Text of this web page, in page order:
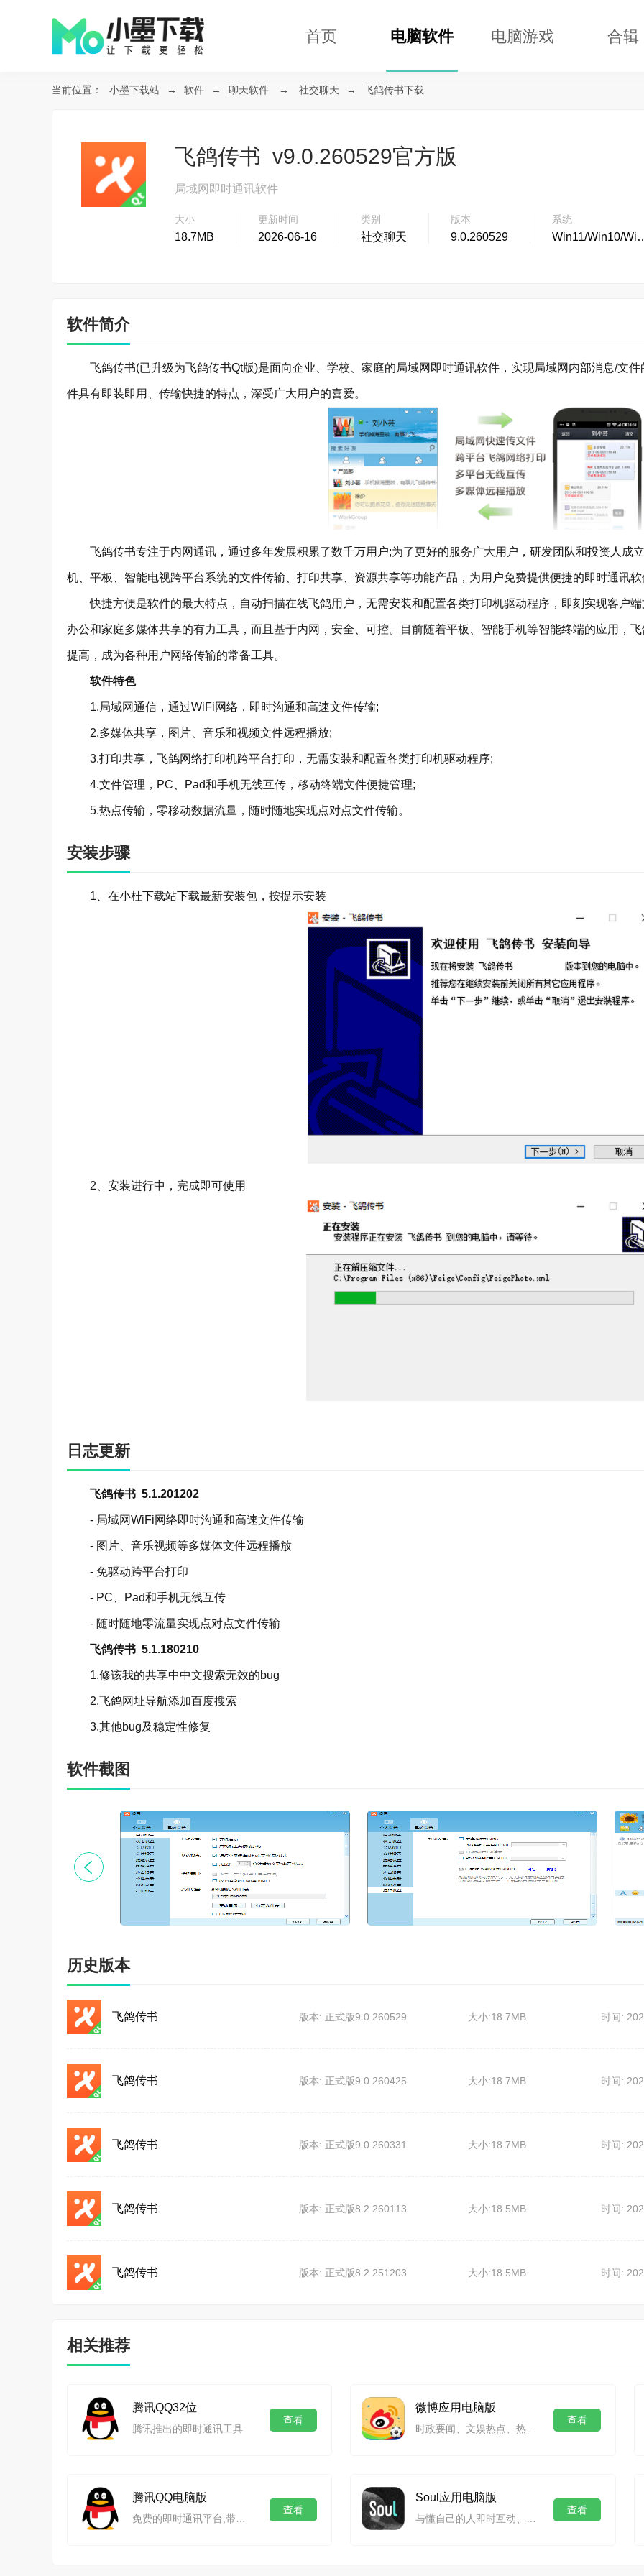
首页 电脑软件 电脑游戏 合辑
当前位置： 小墨下载站 → 软件 → 聊天软件 → 社交聊天 → 飞鸽传书下载
飞鸽传书 v9.0.260529官方版
局域网即时通讯软件
大小
18.7MB
更新时间
2026-06-16
类别
社交聊天
版本
9.0.260529
系统
Win11/
软件简介
飞鸽传书(已升级为飞鸽传书Qt版)是面向企业、学校、家庭的局域网即时通讯软件，实现局域网内部消息/文件
件具有即装即用、传输快捷的特点，深受广大用户的喜爱。
飞鸽传书专注于内网通讯，通过多年发展积累了数千万用户;为了更好的服务广大用户，研发团队和投资人成
机、平板、智能电视跨平台系统的文件传输、打印共享、资源共享等功能产品，为用户免费提供便捷的即时通讯
快捷方便是软件的最大特点，自动扫描在线飞鸽用户，无需安装和配置各类打印机驱动程序，即刻实现客户
办公和家庭多媒体共享的有力工具，而且基于内网，安全、可控。目前随着平板、智能手机等智能终端的应用，
提高，成为各种用户网络传输的常备工具。
软件特色
1.局域网通信，通过WiFi网络，即时沟通和高速文件传输;
2.多媒体共享，图片、音乐和视频文件远程播放;
3.打印共享，飞鸽网络打印机跨平台打印，无需安装和配置各类打印机驱动程序;
4.文件管理，PC、Pad和手机无线互传，移动终端文件便捷管理;
5.热点传输，零移动数据流量，随时随地实现点对点文件传输。
安装步骤
1、在小杜下载站下载最新安装包，按提示安装
2、安装进行中，完成即可使用
日志更新
飞鸽传书 5.1.201202
- 局域网WiFi网络即时沟通和高速文件传输
- 图片、音乐视频等多媒体文件远程播放
- 免驱动跨平台打印
- PC、Pad和手机无线互传
- 随时随地零流量实现点对点文件传输
飞鸽传书 5.1.180210
1.修该我的共享中中文搜索无效的bug
2.飞鸽网址导航添加百度搜索
3.其他bug及稳定性修复
软件截图
历史版本
飞鸽传书 版本: 正式版9.0.260529 大小:18.7MB 时间:
飞鸽传书 版本: 正式版9.0.260425 大小:18.7MB 时间:
飞鸽传书 版本: 正式版9.0.260331 大小:18.7MB 时间:
飞鸽传书 版本: 正式版8.2.260113 大小:18.5MB 时间:
飞鸽传书 版本: 正式版8.2.251203 大小:18.5MB 时间:
相关推荐
腾讯QQ32位
腾讯推出的即时通讯工具
查看
腾讯QQ电脑版
查看
微博应用电脑版
查看
Soul应用电脑版
查看